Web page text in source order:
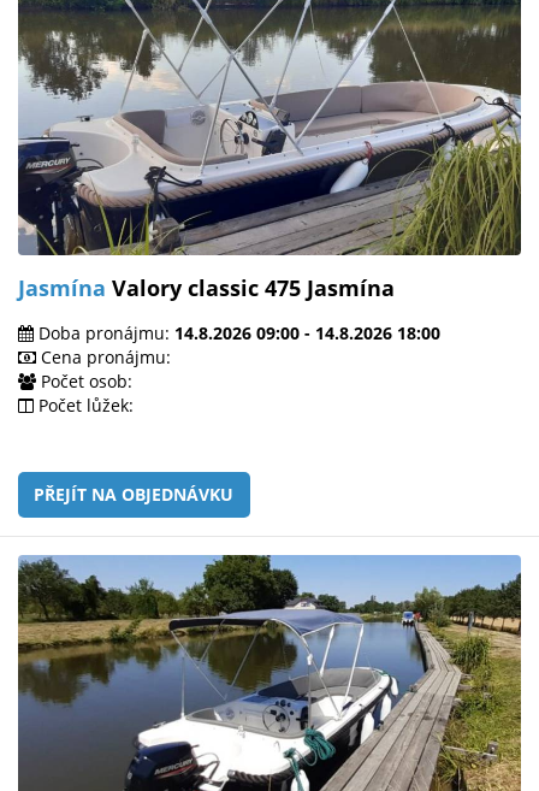
Jasmína Valory classic 475 Jasmína
Doba pronájmu: 14.8.2026 09:00 - 14.8.2026 18:00
Cena pronájmu:
Počet osob:
Počet lůžek:
PŘEJÍT NA OBJEDNÁVKU